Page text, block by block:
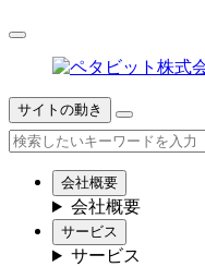
サイトの動き
会社概要
会社概要
サービス
サービス